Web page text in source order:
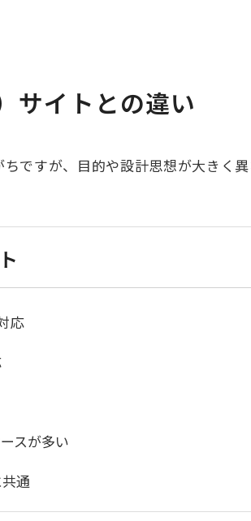
サイトとの違い
ですが、目的や設計思想が大きく
応
スが多い
通